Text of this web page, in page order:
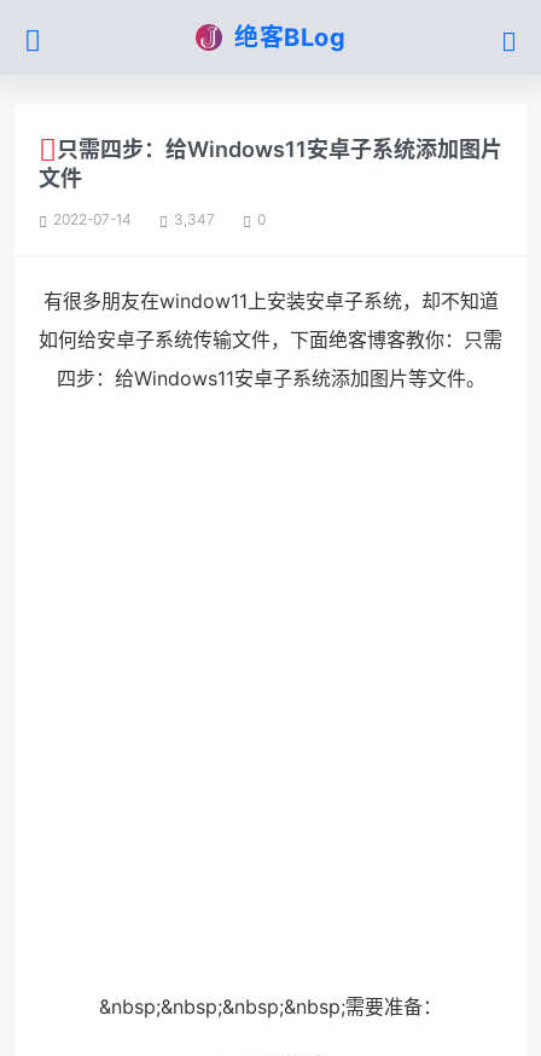
绝客BLog
只需四步：给Windows11安卓子系统添加图片
文件
2022-07-14 3,347 0
有很多朋友在window11上安装安卓子系统，却不知道
如何给安卓子系统传输文件，下面绝客博客教你：只需
四步：给Windows11安卓子系统添加图片等文件。
&nbsp;&nbsp;&nbsp;&nbsp;需要准备：